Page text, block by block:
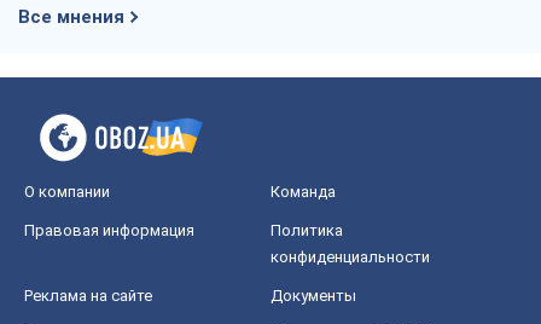
Все мнения
О компании Команда
Правовая информация
Политика
конфиденциальности
Реклама на сайте Документы